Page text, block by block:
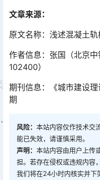
文章来源：
原文名称：浅述混凝土
作者信息：张国（北京
102400）
期刊信息：《城市建设
期
风险： 本站内容仅作技术交
能已失效，请谨慎采用。
声明： 本站内容由用户上传
担。若存在侵权或违规内容
我们将在24小时内核实并下